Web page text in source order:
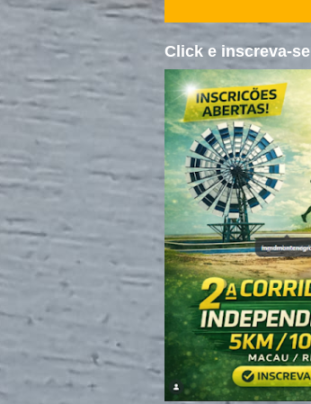
Click e inscreva-se